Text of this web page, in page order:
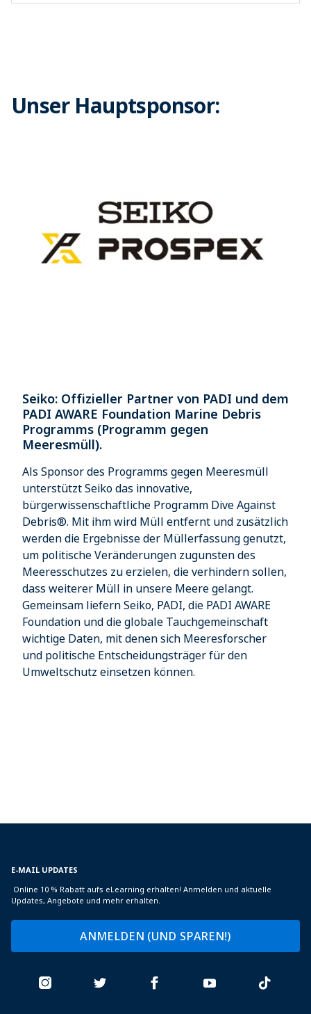
Unser Hauptsponsor:
Seiko: Offizieller Partner von PADI und dem
PADI AWARE Foundation Marine Debris
Programms (Programm gegen
Meeresmüll).
Als Sponsor des Programms gegen Meeresmüll
unterstützt Seiko das innovative,
bürgerwissenschaftliche Programm Dive Against
Debris®. Mit ihm wird Müll entfernt und zusätzlich
werden die Ergebnisse der Müllerfassung genutzt,
um politische Veränderungen zugunsten des
Meeresschutzes zu erzielen, die verhindern sollen,
dass weiterer Müll in unsere Meere gelangt.
Gemeinsam liefern Seiko, PADI, die PADI AWARE
Foundation und die globale Tauchgemeinschaft
wichtige Daten, mit denen sich Meeresforscher
und politische Entscheidungsträger für den
Umweltschutz einsetzen können.
E-MAIL UPDATES
Online 10 % Rabatt aufs eLearning erhalten! Anmelden und aktuelle
Updates, Angebote und mehr erhalten.
ANMELDEN (UND SPAREN!)